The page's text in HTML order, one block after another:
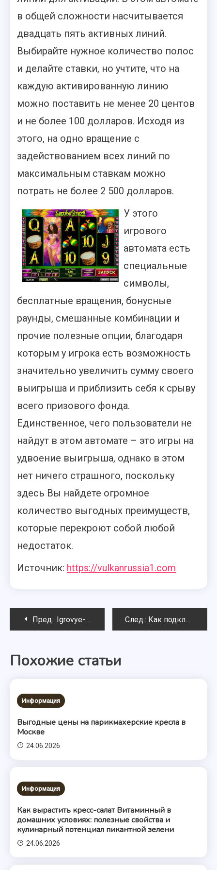
в общей сложности насчитывается
двадцать пять активных линий.
Выбирайте нужное количество полос
и делайте ставки, но учтите, что на
каждую активированную линию
можно поставить не менее 20 центов
и не более 100 долларов. Исходя из
этого, на одно вращение с
задействованием всех линий по
максимальным ставкам можно
потрать не более 2 500 долларов.
У этого
игрового
автомата есть
специальные
символы,
бесплатные вращения, бонусные
раунды, смешанные комбинации и
прочие полезные опции, благодаря
которым у игрока есть возможность
значительно увеличить сумму своего
выигрыша и приблизить себя к срыву
всего призового фонда.
Единственное, чего пользователи не
найдут в этом автомате – это игры на
удвоение выигрыша, однако в этом
нет ничего страшного, поскольку
здесь Вы найдете огромное
количество выгодных преимуществ,
которые перекроют собой любой
недостаток.
Источник: https://vulkanrussia1.com
Навигация
записям
Пред.: Igrovye-avtomaty-vulkan.co – огромнейшая коллекция высококачественных азартных аппаратов След.: Как подключить кардшаринг?
Похожие статьи
Информация
Выгодные цены на парикмахерские кресла в
Москве
24.06.2026
Информация
Как вырастить кресс-салат Витаминный в
домашних условиях: полезные свойства и
кулинарный потенциал пикантной зелени
24.06.2026